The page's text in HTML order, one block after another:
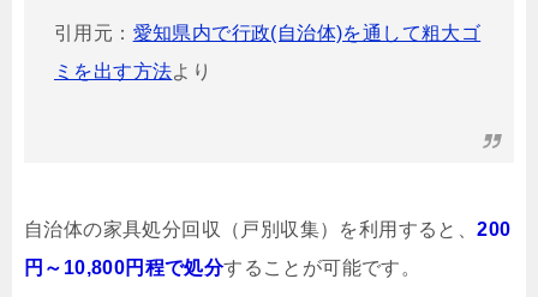
引用元： 愛知県内で行政(自治体)を通して粗大ゴ
ミを出す方法より
自治体の家具処分回収（戸別収集）を利用すると、200
円～10,800円程で処分することが可能です。